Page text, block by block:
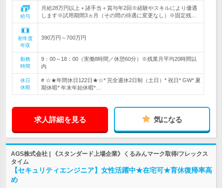
給与
月給28万円以上＋諸手当＋賞与年2回※経験やスキルにより優遇
します※試用期間3ヵ月（その間の待遇に変更なし）※固定残…
初年度
年収
390万円～700万円
勤務
時間
9：00～18：00（実働8時間／休憩60分）※残業月平均20時間以
内
休日
休暇
# ☆★年間休日122日★☆* 完全週休2日制（土日）* 祝日* GW* 夏
期休暇* 年末年始休暇*…
求人詳細を見る 気になる
AGS株式会社 | 《スタンダード上場企業》くるみんマーク取得/フレックス
タイム
【セキュリティエンジニア】女性活躍中★在宅可★育休復帰率高
め